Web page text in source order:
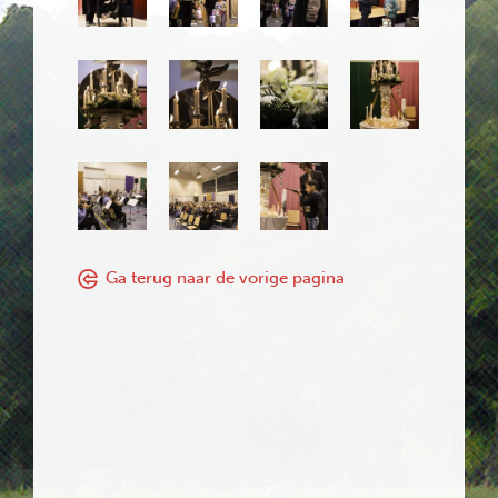
Ga terug naar de vorige pagina